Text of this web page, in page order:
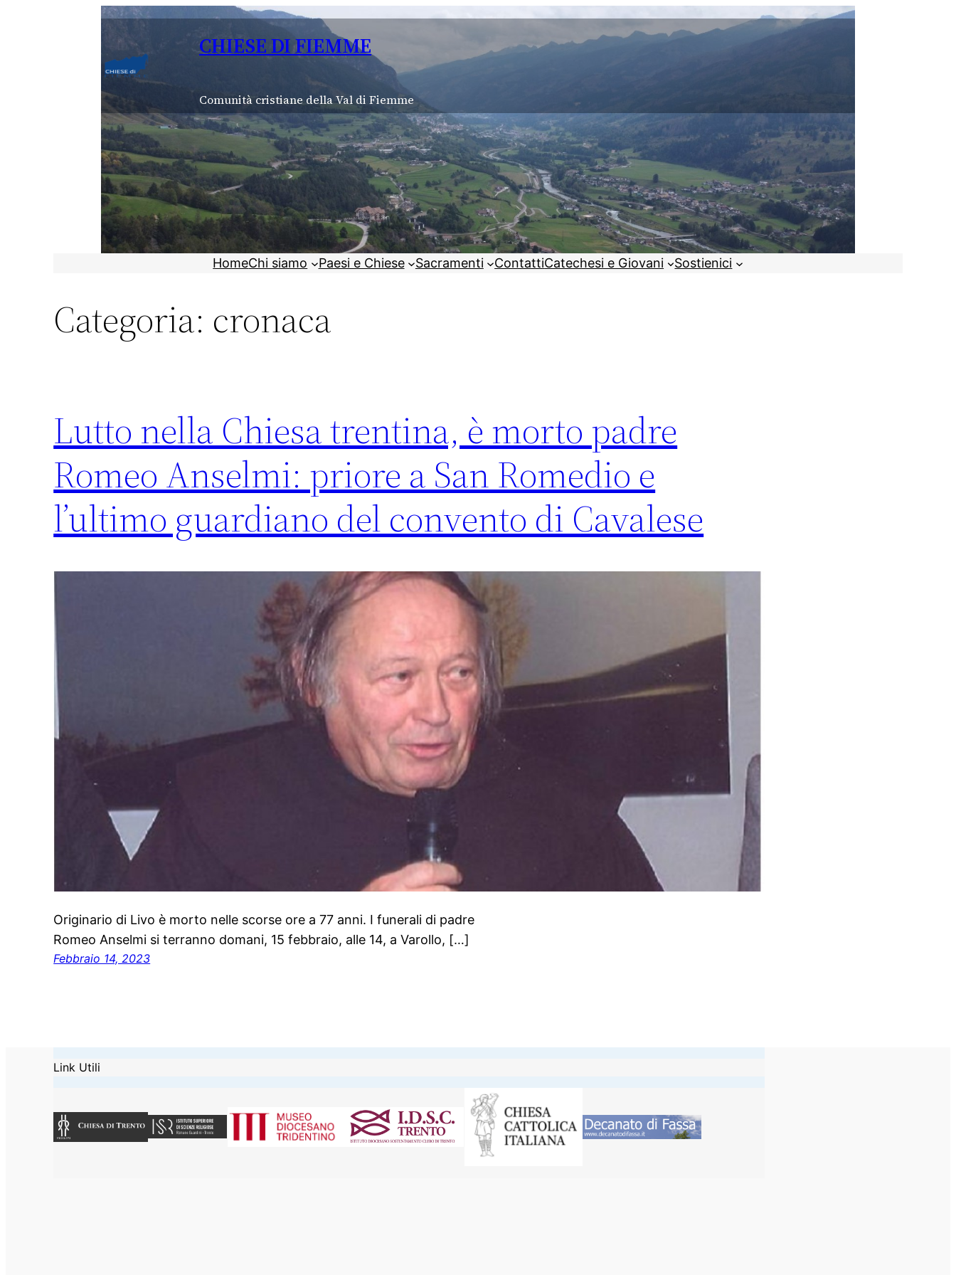
CHIESE DI FIEMME
Comunità cristiane della Val di Fiemme
HomeChi siamo Paesi e Chiese Sacramenti ContattiCatechesi e Giovani Sostienici
Categoria: cronaca
Lutto nella Chiesa trentina, è morto padre
Romeo Anselmi: priore a San Romedio e
l’ultimo guardiano del convento di Cavalese
Originario di Livo è morto nelle scorse ore a 77 anni. I funerali di padre
Romeo Anselmi si terranno domani, 15 febbraio, alle 14, a Varollo, […]
Febbraio 14, 2023
Link Utili